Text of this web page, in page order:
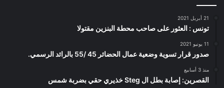
21 أبريل 2021
تونس : العثور على صاحب محطة البنزين مقتولا
11 يونيو 2021
صدور قرار تسوية وضعية عمال الحضائر 45 /55 بالرائد الرسمي.
منذ 3 أسابيع
القصرين: إصابة بطل ال Steg خذيري حقي بضربة شمس